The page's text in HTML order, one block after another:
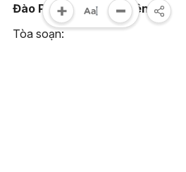
Đào Phạm Hoàng Quyên
Tòa soạn: